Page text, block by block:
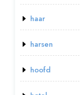
haar
harsen
hoofd